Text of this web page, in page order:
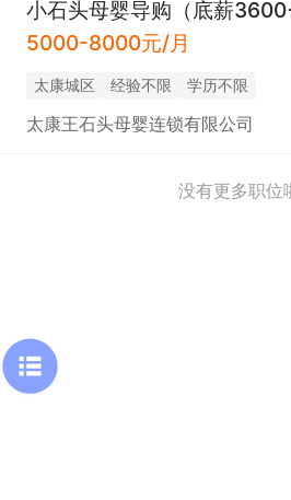
小石头母婴导购（底薪
5000-8000元/月
太康城区 经验不限 学历不限
太康王石头母婴连锁有限公司
没有更多职位